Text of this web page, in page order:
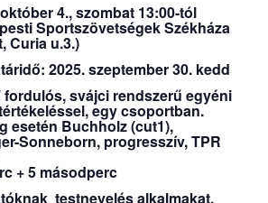
4., szombat 13:00-tól
Sportszövetségek Székháza
Curia u.3.)
2025. szeptember 30. kedd
svájci rendszerű egyéni
egy csoportban.
esetén Buchholz (cut1),
Sonneborn, progresszív, TPR
+ 5 másodperc
testnevelés alkalmakat,